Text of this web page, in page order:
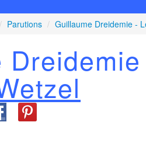
/ Parutions / Guillaume Dreidemie -